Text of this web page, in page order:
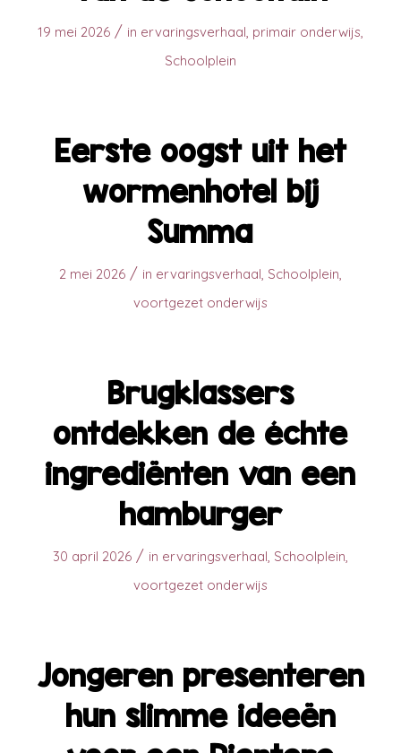
19 mei 2026 / in ervaringsverhaal, primair onderwijs,
Schoolplein
Eerste oogst uit het
wormenhotel bij
Summa
2 mei 2026 / in ervaringsverhaal, Schoolplein,
voortgezet onderwijs
Brugklassers
ontdekken de échte
ingrediënten van een
hamburger
30 april 2026 / in ervaringsverhaal, Schoolplein,
voortgezet onderwijs
Jongeren presenteren
hun slimme ideeën